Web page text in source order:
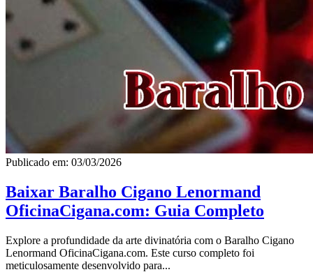
Publicado em: 03/03/2026
Baixar Baralho Cigano Lenormand
OficinaCigana.com: Guia Completo
Explore a profundidade da arte divinatória com o Baralho Cigano
Lenormand OficinaCigana.com. Este curso completo foi
meticulosamente desenvolvido para...